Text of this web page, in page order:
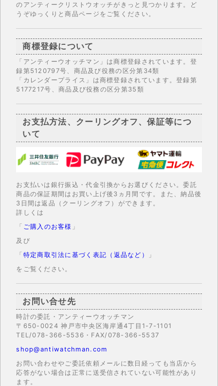
のアンティークリストウオッチがきっと見つかります。ど
うぞゆっくりと商品ページをご覧ください。
商標登録について
「アンティーウオッチマン」は商標登録されています。登
録第5120797号、商品及び役務の区分第34類
「カレンダープライス」は商標登録されています。登録第
5177217号、商品及び役務の区分第35類
お支払方法、クーリングオフ、保証等につ
いて
お支払いは銀行振込・代金引換からお選びください。委託
商品の保証期間はお買い上げ後3ヵ月間です。また、納品後
3日間は返品（クーリングオフ）ができます。
詳しくは
「 ご購入のお客様 」
及び
「特定商取引法に基づく表記（返品など）
」
をご覧ください。
お問い合せ先
時計の委託・アンティーウオッチマン
〒650-0024 神戸市中央区海岸通4丁目1-7-1101
TEL/078-366-5536・FAX/078-366-5537
shop@antiwatchman.com
お問い合わせやご委託依頼メールに数日経っても当店から
応答がない場合は正常に送受信されていない可能性があり
ます。